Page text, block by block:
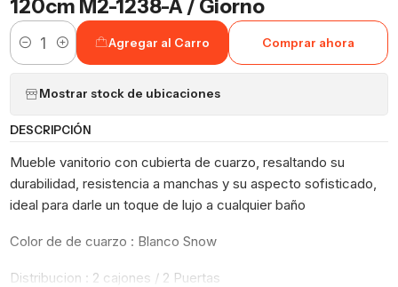
120cm M2-1238-A / Giorno
Cantidad
Agregar al Carro Comprar ahora
Mostrar stock de ubicaciones
DESCRIPCIÓN
Mueble vanitorio con cubierta de cuarzo, resaltando su
durabilidad, resistencia a manchas y su aspecto sofisticado,
ideal para darle un toque de lujo a cualquier baño
Color de de cuarzo : Blanco Snow
Distribucion : 2 cajones / 2 Puertas